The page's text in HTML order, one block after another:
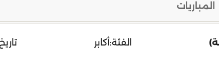
المباريات
الفئة:أكابر